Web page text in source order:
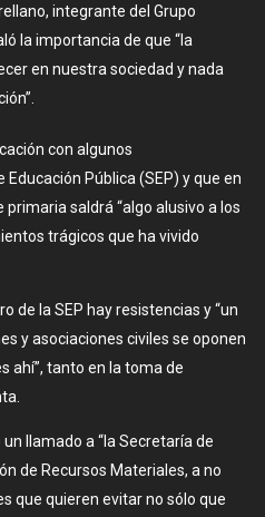
integrante del Grupo
la importancia de que “la
en nuestra sociedad y nada
con algunos
Pública (SEP) y que en
saldrá “algo alusivo a los
trágicos que ha vivido
de la SEP hay resistencias y “un
y asociaciones civiles se oponen
ahí”, tanto en la toma de
llamado a “la Secretaría de
de Recursos Materiales, a no
que quieren evitar no sólo que